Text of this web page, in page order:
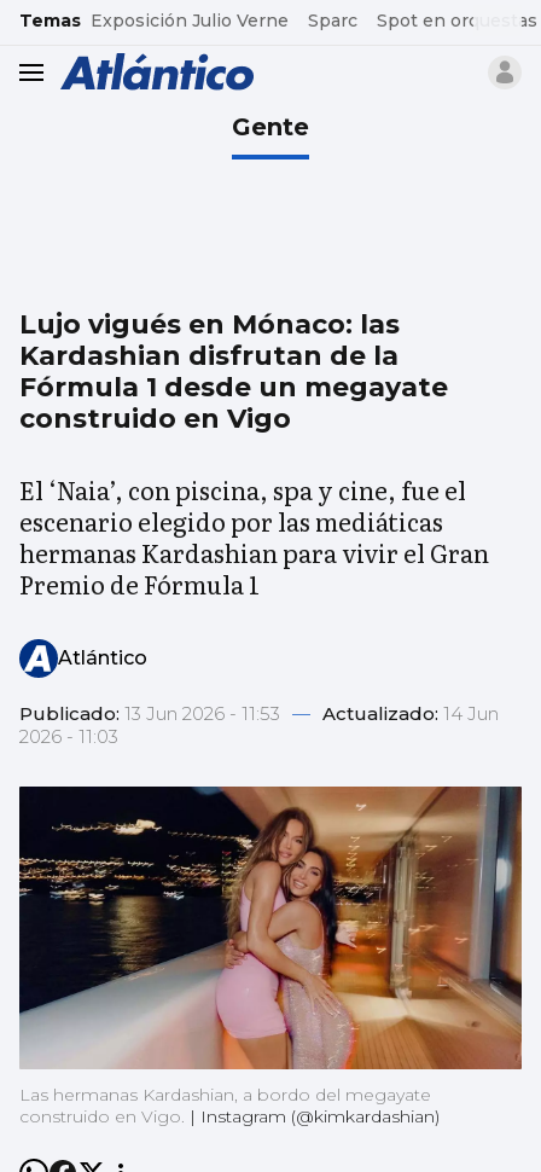
common.go-to-content
Temas Exposición Julio Verne Sparc Spot en orquestas
header.menu.open
Gente
Lujo vigués en Mónaco: las
Kardashian disfrutan de la
Fórmula 1 desde un megayate
construido en Vigo
El ‘Naia’, con piscina, spa y cine, fue el
escenario elegido por las mediáticas
hermanas Kardashian para vivir el Gran
Premio de Fórmula 1
Atlántico
Publicado: 13 Jun 2026 - 11:53 — Actualizado: 14 Jun
2026 - 11:03
Las hermanas Kardashian, a bordo del megayate
construido en Vigo. | Instagram (@kimkardashian)